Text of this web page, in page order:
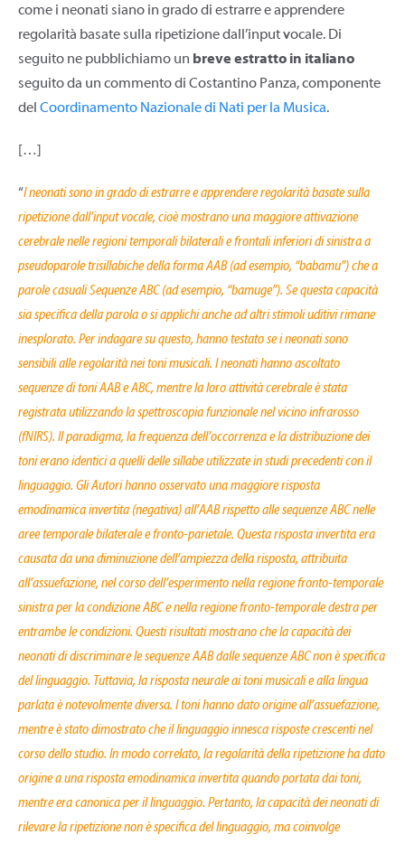
come i neonati siano in grado di estrarre e apprendere
regolarità basate sulla ripetizione dall’input vocale. Di
seguito ne pubblichiamo un breve estratto in italiano
seguito da un commento di Costantino Panza, componente
del Coordinamento Nazionale di Nati per la Musica.
[…]
“I neonati sono in grado di estrarre e apprendere regolarità basate sulla
ripetizione dall’input vocale, cioè mostrano una maggiore attivazione
cerebrale nelle regioni temporali bilaterali e frontali inferiori di sinistra a
pseudoparole trisillabiche della forma AAB (ad esempio, “babamu”) che a
parole casuali Sequenze ABC (ad esempio, “bamuge”). Se questa capacità
sia specifica della parola o si applichi anche ad altri stimoli uditivi rimane
inesplorato. Per indagare su questo, hanno testato se i neonati sono
sensibili alle regolarità nei toni musicali. I neonati hanno ascoltato
sequenze di toni AAB e ABC, mentre la loro attività cerebrale è stata
registrata utilizzando la spettroscopia funzionale nel vicino infrarosso
(fNIRS). Il paradigma, la frequenza dell’occorrenza e la distribuzione dei
toni erano identici a quelli delle sillabe utilizzate in studi precedenti con il
linguaggio. Gli Autori hanno osservato una maggiore risposta
emodinamica invertita (negativa) all’AAB rispetto alle sequenze ABC nelle
aree temporale bilaterale e fronto-parietale. Questa risposta invertita era
causata da una diminuzione dell’ampiezza della risposta, attribuita
all’assuefazione, nel corso dell’esperimento nella regione fronto-temporale
sinistra per la condizione ABC e nella regione fronto-temporale destra per
entrambe le condizioni. Questi risultati mostrano che la capacità dei
neonati di discriminare le sequenze AAB dalle sequenze ABC non è specifica
del linguaggio. Tuttavia, la risposta neurale ai toni musicali e alla lingua
parlata è notevolmente diversa. I toni hanno dato origine all’assuefazione,
mentre è stato dimostrato che il linguaggio innesca risposte crescenti nel
corso dello studio. In modo correlato, la regolarità della ripetizione ha dato
origine a una risposta emodinamica invertita quando portata dai toni,
mentre era canonica per il linguaggio. Pertanto, la capacità dei neonati di
rilevare la ripetizione non è specifica del linguaggio, ma coinvolge